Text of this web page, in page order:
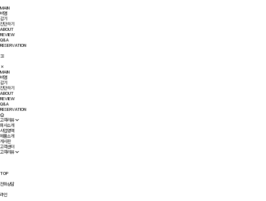
MAIN
비염
감기
진단하기
ABOUT
REVIEW
Q&A
RESERVATION
MAIN
비염
감기
진단하기
ABOUT
REVIEW
Q&A
RESERVATION
고객리뷰
회사소개
사업영역
제품소개
게시판
고객센터
고객리뷰
TOP
전화상담
라인